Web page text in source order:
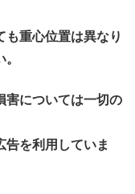
も重心位置は異なり
害については一切の
告を利用していま